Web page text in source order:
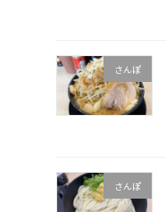
さんぽ
さんぽ